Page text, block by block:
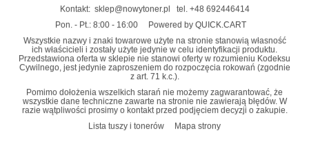
Kontakt: sklep@nowytoner.pl tel. +48 692446414
Pon. - Pt.: 8:00 - 16:00
Powered by QUICK.CART
Wszystkie nazwy i znaki towarowe użyte na stronie stanowią własność
ich właścicieli i zostały użyte jedynie w celu identyfikacji produktu.
Przedstawiona oferta w sklepie nie stanowi oferty w rozumieniu Kodeksu
Cywilnego, jest jedynie zaproszeniem do rozpoczęcia rokowań (zgodnie
z art. 71 k.c.).
Pomimo dołożenia wszelkich starań nie możemy zagwarantować, że
wszystkie dane techniczne zawarte na stronie nie zawierają błędów. W
razie wątpliwości prosimy o kontakt przed podjęciem decyzji o zakupie.
Lista tuszy i tonerów
Mapa strony